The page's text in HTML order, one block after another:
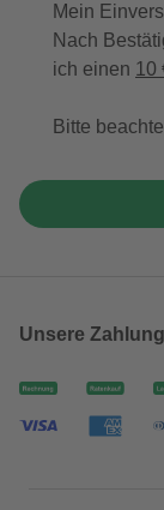
Mein
Nach
ich einen 10
Bitte
Unsere